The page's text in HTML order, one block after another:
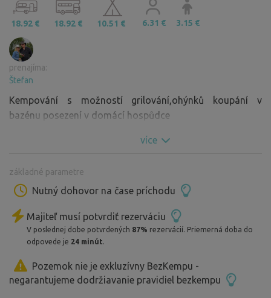
18.92 € 18.92 € 10.51 € 6.31 € 3.15 €
prenajíma:
Štefan
Kempování s možností grilování,ohýnků koupání v
bazénu posezení v domácí hospůdce
více
základné parametre
Nutný dohovor na čase príchodu
Majiteľ musí potvrdiť rezerváciu
V poslednej dobe potvrdených 87% rezervácií. Priemerná doba do
odpovede je 24 minút.
Pozemok nie je exkluzívny BezKempu -
negarantujeme dodržiavanie pravidiel bezkempu